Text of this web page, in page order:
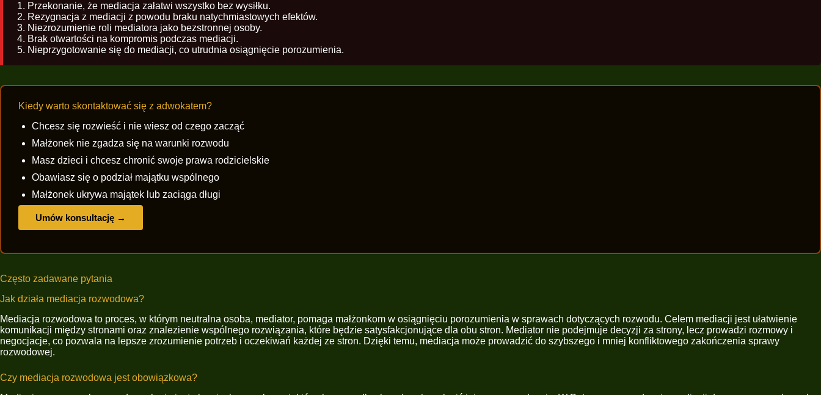
Przekonanie, że mediacja załatwi wszystko bez wysiłku.
Rezygnacja z mediacji z powodu braku natychmiastowych efektów.
Niezrozumienie roli mediatora jako bezstronnej osoby.
Brak otwartości na kompromis podczas mediacji.
Nieprzygotowanie się do mediacji, co utrudnia osiągnięcie porozumienia.
Kiedy warto skontaktować się z adwokatem?
Chcesz się rozwieść i nie wiesz od czego zacząć
Małżonek nie zgadza się na warunki rozwodu
Masz dzieci i chcesz chronić swoje prawa rodzicielskie
Obawiasz się o podział majątku wspólnego
Małżonek ukrywa majątek lub zaciąga długi
Umów konsultację →
Często zadawane pytania
Jak działa mediacja rozwodowa?
Mediacja rozwodowa to proces, w którym neutralna osoba, mediator, pomaga małżonkom w osiągnięciu porozumienia w sprawach dotyczących rozwodu. Celem mediacji jest ułatwienie
komunikacji między stronami oraz znalezienie wspólnego rozwiązania, które będzie satysfakcjonujące dla obu stron. Mediator nie podejmuje decyzji za strony, lecz prowadzi rozmowy i
negocjacje, co pozwala na lepsze zrozumienie potrzeb i oczekiwań każdej ze stron. Dzięki temu, mediacja może prowadzić do szybszego i mniej konfliktowego zakończenia sprawy
rozwodowej.
Czy mediacja rozwodowa jest obowiązkowa?